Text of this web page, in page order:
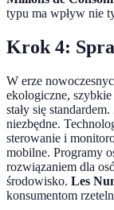
typu ma wpływ nie
Krok 4:
W erze
ekologiczne,
stały się
niezbędne.
sterowanie i
mobilne. Programy
rozwiązaniem dla
środowisko. Les
konsumentom